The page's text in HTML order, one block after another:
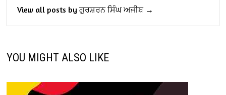
View all posts by ਗੁਰਸ਼ਰਨ ਸਿੰਘ ਅਜੀਬ →
YOU MIGHT ALSO LIKE